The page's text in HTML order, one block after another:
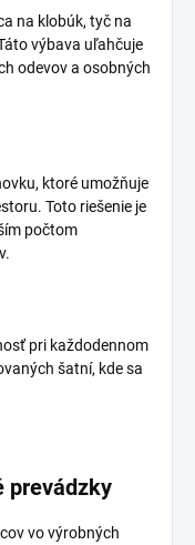
na klobúk, tyč na
výbava uľahčuje
odevov a osobných
ktoré umožňuje
Toto riešenie je
počtom
pri každodennom
šatní, kde sa
prevádzky
vo výrobných